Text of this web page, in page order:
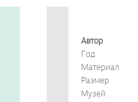
Автор
Год
Материал
Размер
Музей